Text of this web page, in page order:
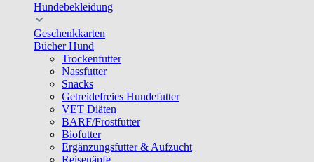
Hundebekleidung
Geschenkkarten
Bücher Hund
Trockenfutter
Nassfutter
Snacks
Getreidefreies Hundefutter
VET Diäten
BARF/Frostfutter
Biofutter
Ergänzungsfutter & Aufzucht
Reisenäpfe